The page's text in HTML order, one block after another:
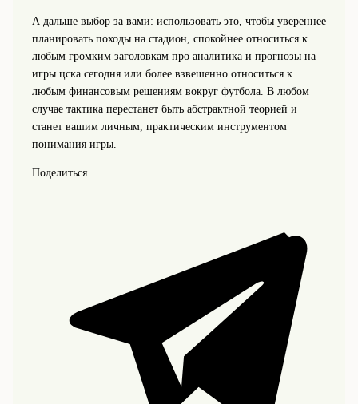
А дальше выбор за вами: использовать это, чтобы увереннее
планировать походы на стадион, спокойнее относиться к
любым громким заголовкам про аналитика и прогнозы на
игры цска сегодня или более взвешенно относиться к
любым финансовым решениям вокруг футбола. В любом
случае тактика перестанет быть абстрактной теорией и
станет вашим личным, практическим инструментом
понимания игры.
Поделиться